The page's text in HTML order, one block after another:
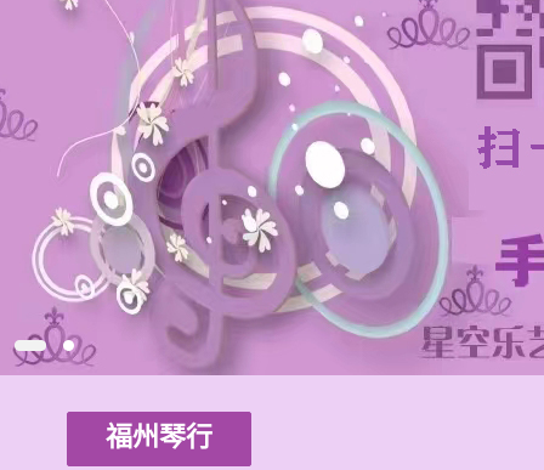
福州琴行